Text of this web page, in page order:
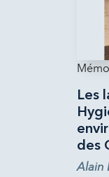
Les
des
Alain